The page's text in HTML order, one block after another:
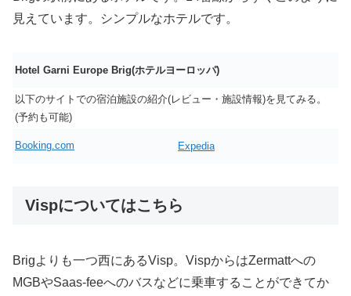
見えています。シンプルなホテルです。
Hotel Garni Europe Brig(ホテルヨーロッパ)
以下のサイトでの宿泊施設の紹介(レビュー・施設情報)を見てみる。
(予約も可能)
Booking.com Expedia
Vispについてはこちら
Brigよりも一つ西にあるVisp。VispからはZermattへの
MGBやSaas-feeへのバスなどに乗車することができてか